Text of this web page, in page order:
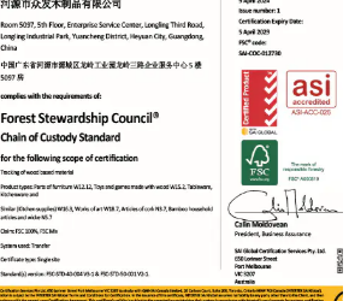
et confort. Elle fournit des
de bout en bout, du choix du
de l'emballage, avec une capacité
allant jusqu'à 83 000 unités. À
développé plus de 3 500 parfums
400 designs de contenants pour des
Sa gamme de produits comprend
des bougies parfumées, des
désodorisants pour voiture, des
intérieure et des cadeaux parfumés.